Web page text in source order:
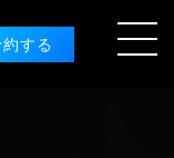
する